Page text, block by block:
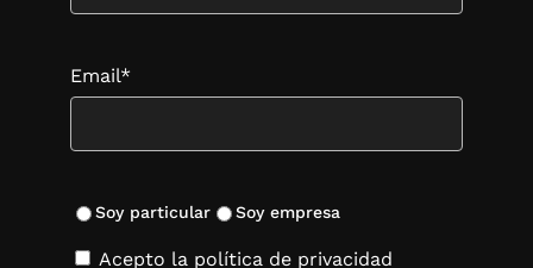
Email*
Soy particular Soy empresa
Acepto la política de privacidad